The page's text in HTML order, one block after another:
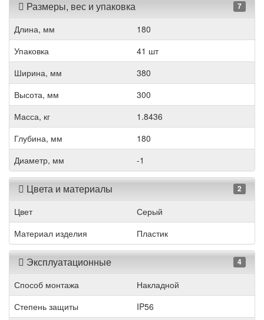
Размеры, вес и упаковка 7
Длина, мм
180
Упаковка
41 шт
Ширина, мм
380
Высота, мм
300
Масса, кг
1.8436
Глубина, мм
180
Диаметр, мм
-1
Цвета и материалы 2
Цвет
Серый
Материал изделия
Пластик
Эксплуатационные 4
Способ монтажа
Накладной
Степень защиты
IP56